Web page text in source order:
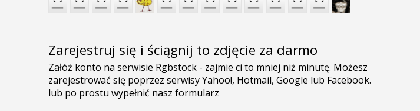
Zarejestruj się i ściągnij to zdjęcie za darmo